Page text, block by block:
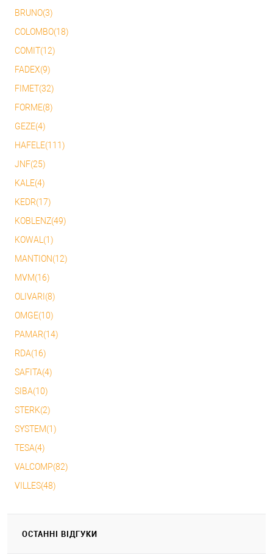
BRUNO(3)
COLOMBO(18)
COMIT(12)
FADEX(9)
FIMET(32)
FORME(8)
GEZE(4)
HAFELE(111)
JNF(25)
KALE(4)
KEDR(17)
KOBLENZ(49)
KOWAL(1)
MANTION(12)
MVM(16)
OLIVARI(8)
OMGE(10)
PAMAR(14)
RDA(16)
SAFITA(4)
SIBA(10)
STERK(2)
SYSTEM(1)
TESA(4)
VALCOMP(82)
VILLES(48)
ОСТАННІ ВІДГУКИ